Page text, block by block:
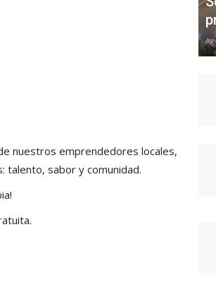
nuestros emprendedores locales,
talento, sabor y comunidad.